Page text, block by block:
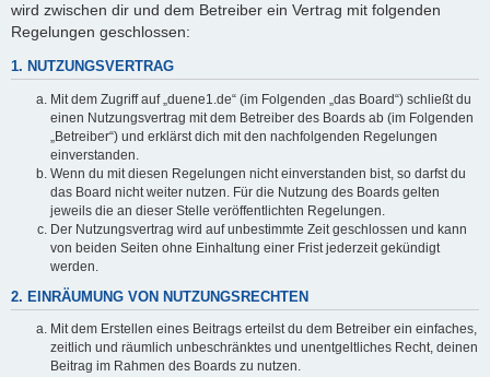
wird zwischen dir und dem Betreiber ein Vertrag mit folgenden
Regelungen geschlossen:
1. NUTZUNGSVERTRAG
Mit dem Zugriff auf „duene1.de“ (im Folgenden „das Board“) schließt du
einen Nutzungsvertrag mit dem Betreiber des Boards ab (im Folgenden
„Betreiber“) und erklärst dich mit den nachfolgenden Regelungen
einverstanden.
Wenn du mit diesen Regelungen nicht einverstanden bist, so darfst du
das Board nicht weiter nutzen. Für die Nutzung des Boards gelten
jeweils die an dieser Stelle veröffentlichten Regelungen.
Der Nutzungsvertrag wird auf unbestimmte Zeit geschlossen und kann
von beiden Seiten ohne Einhaltung einer Frist jederzeit gekündigt
werden.
2. EINRÄUMUNG VON NUTZUNGSRECHTEN
Mit dem Erstellen eines Beitrags erteilst du dem Betreiber ein einfaches,
zeitlich und räumlich unbeschränktes und unentgeltliches Recht, deinen
Beitrag im Rahmen des Boards zu nutzen.